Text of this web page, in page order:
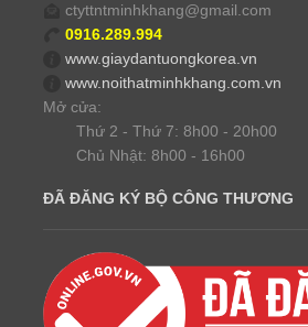
ctyttntminhkhang@gmail.com
0916.289.994
www.giaydantuongkorea.vn
www.noithatminhkhang.com.vn
Mở cửa:
Thứ 2 - Thứ 7: 8h00 - 20h00
Chủ Nhật: 8h00 - 16h00
ĐÃ ĐĂNG KÝ BỘ CÔNG THƯƠNG